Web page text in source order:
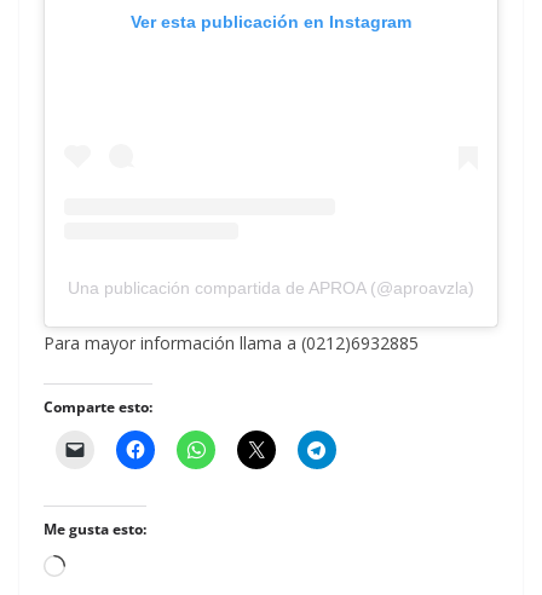
Ver esta publicación en Instagram
Una publicación compartida de APROA (@aproavzla)
Para mayor información llama a (0212)6932885
Comparte esto:
Me gusta esto:
Cargando...